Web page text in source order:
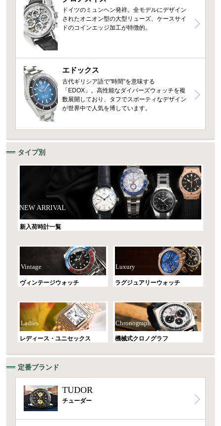
ドイツのミュンヘン発祥。全モデルにデザイン
されたオニオン型の大型リューズ、ケースサイ
ドのコインエッジ加工が特徴的。
エドックス
古代ギリシア語で"時間"を意味する
「EDOX」。高性能なダイバーズウォッチを複
数展開しており、タフでスポーティなデザイン
が世界中で人気を博しています。
タイプ別
NEW ARRIVAL
新入荷時計一覧
Vintage
ヴィンテージウォッチ
Luxury
ラグジュアリーウォッチ
Ladies
レディース・ユニセックス
Chronograph
機械式クロノグラフ
定番ブランド
TUDOR
チューダー